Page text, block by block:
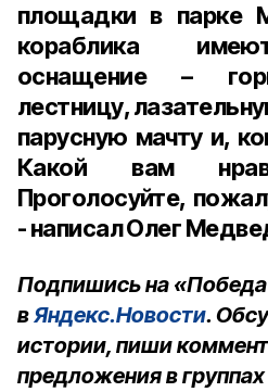
площадки в парке
кораблика
оснащение –
лестницу,
парусную мачту и,
Какой вам
Проголосуйте,
- написал Олег
Подпишись на «Победа
вЯндекс.Новости.
истории, пиши
предложения в